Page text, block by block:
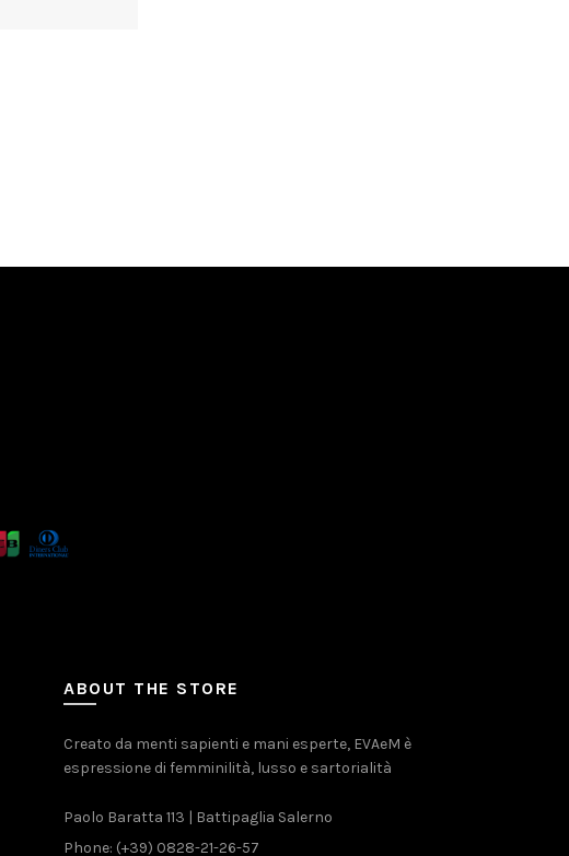
ABOUT THE STORE
Creato da menti sapienti e mani esperte, EVAeM è
espressione di femminilità, lusso e sartorialità
Paolo Baratta 113 | Battipaglia Salerno
Phone: (+39) 0828-21-26-57